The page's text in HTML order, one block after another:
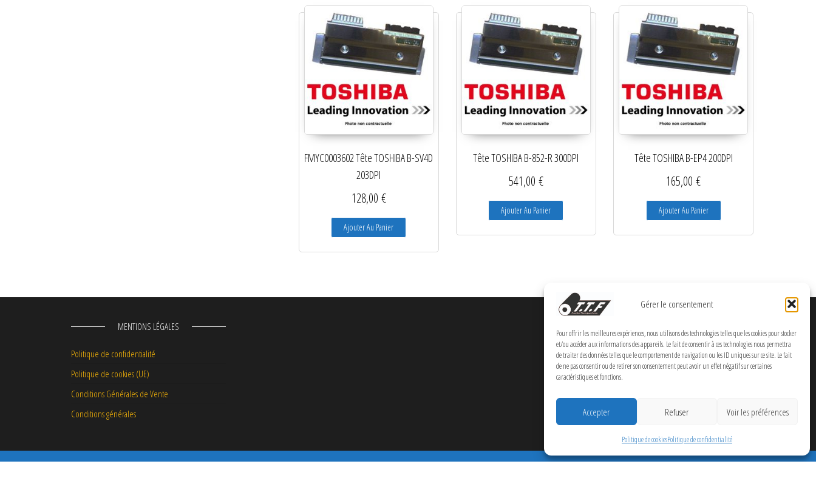
Gérer le consentement
Pour offrir les meilleures expériences, nous utilisons des technologies telles que les cookies pour stocker
et/ou accéder aux informations des appareils. Le fait de consentir à ces technologies nous permettra
de traiter des données telles que le comportement de navigation ou les ID uniques sur ce site. Le fait
de ne pas consentir ou de retirer son consentement peut avoir un effet négatif sur certaines
caractéristiques et fonctions.
Accepter Refuser Voir les préférences
Politique de cookiesPolitique de confidentialité
FMYC0003602 Tête TOSHIBA B-SV4D
203DPI
128,00 €
Ajouter Au Panier
Tête TOSHIBA B-852-R 300DPI
541,00 €
Ajouter Au Panier
Tête TOSHIBA B-EP4 200DPI
165,00€
Ajouter Au Panier
MENTIONS LÉGALES
Politique de confidentialité
Politique de cookies (UE)
Conditions Générales de Vente
Conditions générales